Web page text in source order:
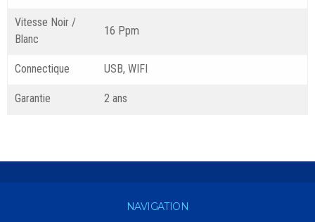
Vitesse Noir /
Blanc
16 Ppm
Connectique USB, WIFI
Garantie 2 ans
NAVIGATION